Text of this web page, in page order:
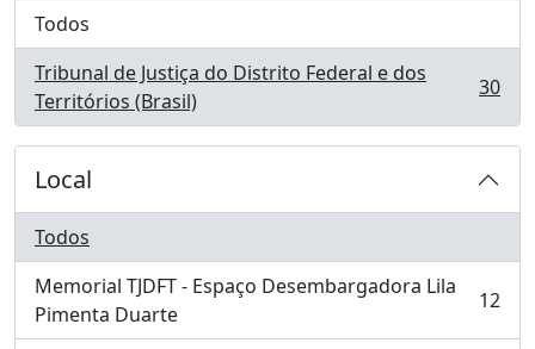
Todos
Tribunal de Justiça do Distrito Federal e dos
Territórios (Brasil)
, 30 resultados 30
Local
Todos
Memorial TJDFT - Espaço Desembargadora Lila
Pimenta Duarte
, 12 resultados 12